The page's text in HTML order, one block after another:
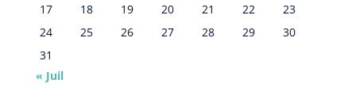
17
18 19 20 21 22
23
24
25 26 27 28 29
30
31
« Juil